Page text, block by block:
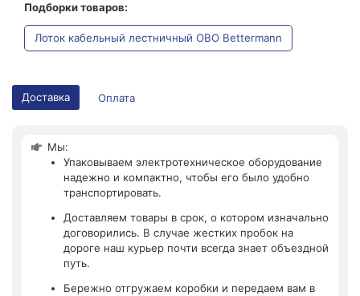
Подборки товаров:
Лоток кабельный лестничный OBO Bettermann
Доставка Оплата
Мы:
Упаковываем электротехническое оборудование
надежно и компактно, чтобы его было удобно
транспортировать.
Доставляем товары в срок, о котором изначально
договорились. В случае жестких пробок на
дороге наш курьер почти всегда знает объездной
путь.
Бережно отгружаем коробки и передаем вам в